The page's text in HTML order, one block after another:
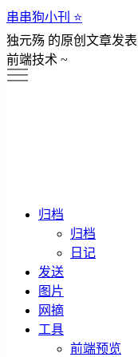
串串狗小刊 ⭐️
独元殇 的原创文章发
前端技术 ~
归档
归档
日记
发送
图片
网摘
工具
前端预览